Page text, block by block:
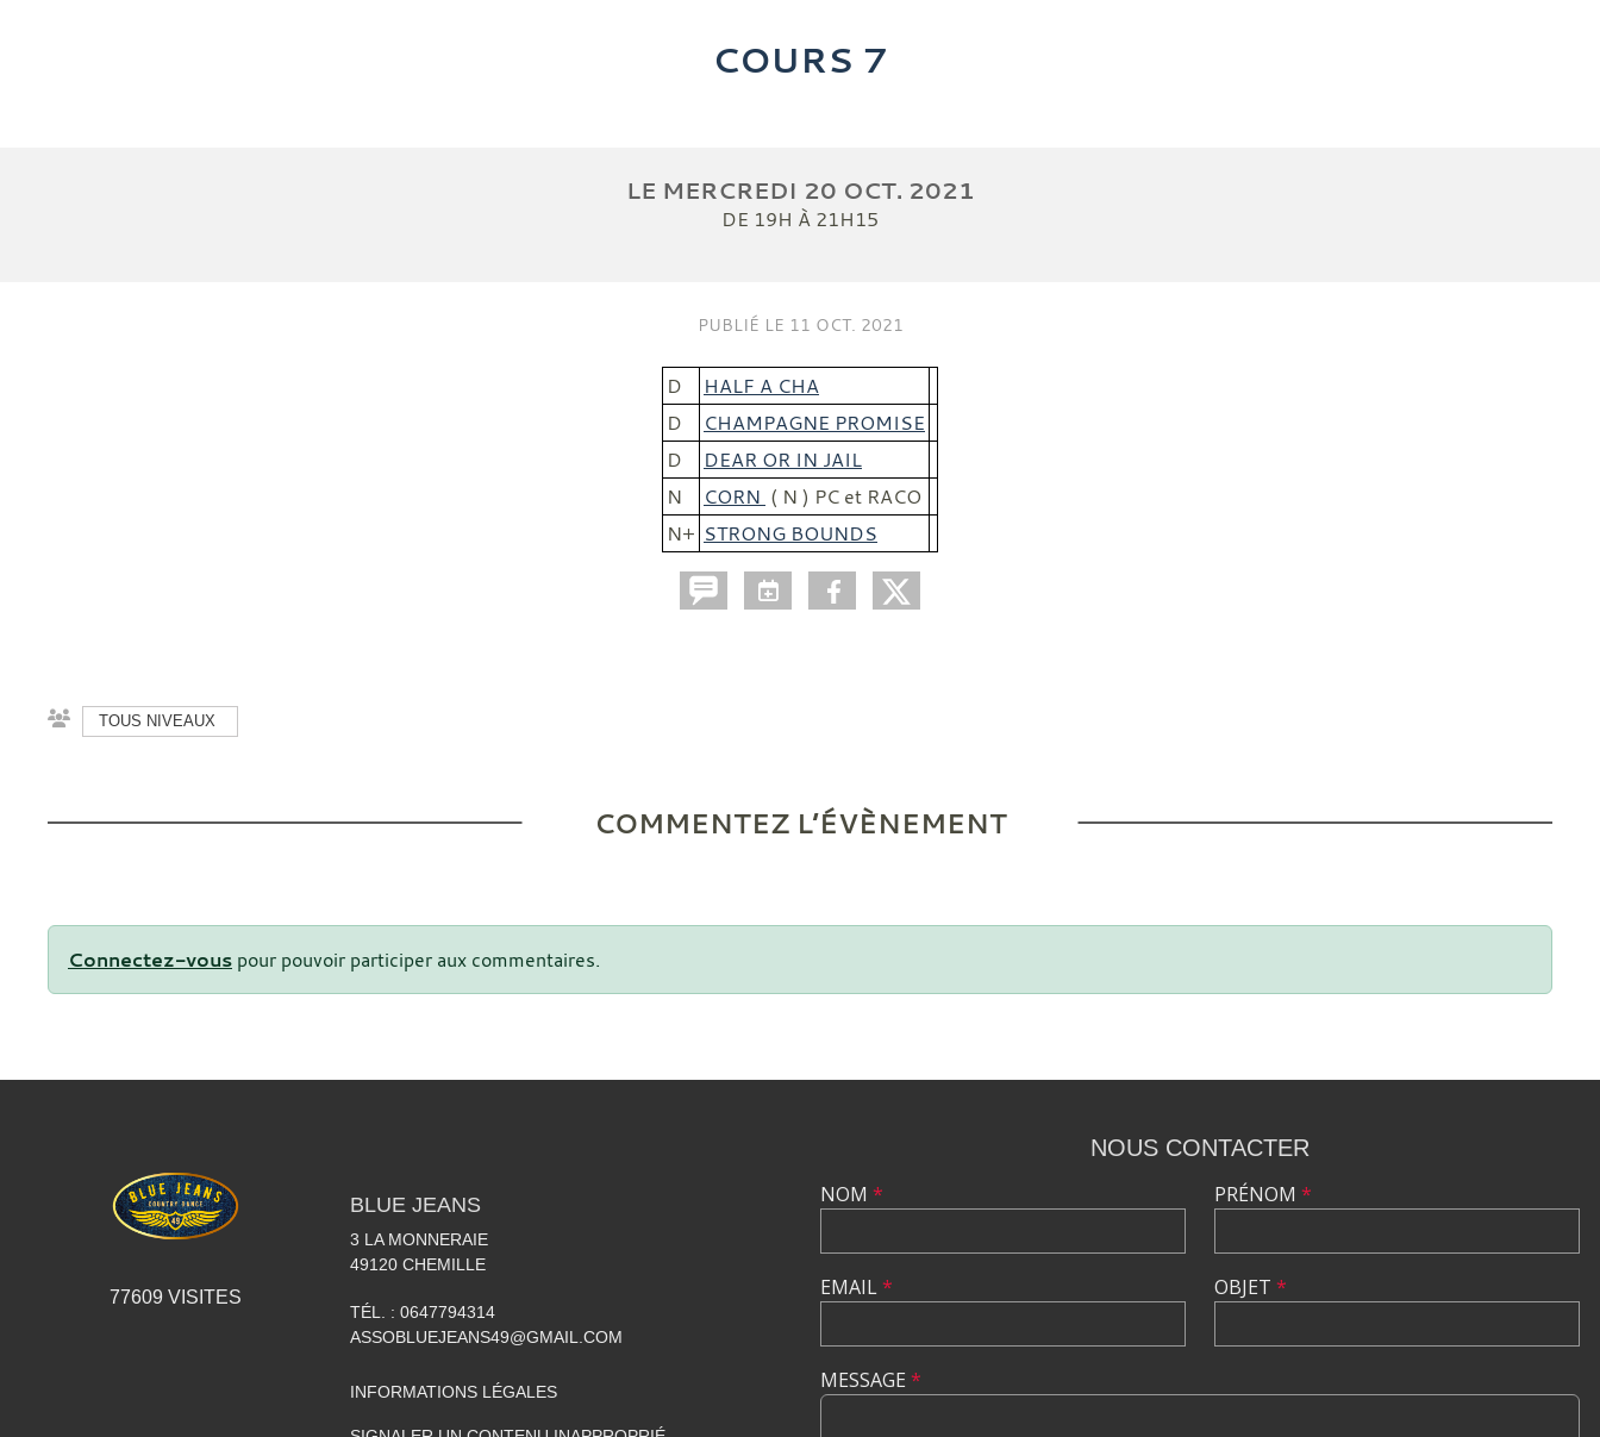
COURS 7
LE MERCREDI 20 OCT. 2021
DE 19H À 21H15
PUBLIÉ LE 11 OCT. 2021
D
HALF A CHA
D
CHAMPAGNE PROMISE
D
DEAR OR IN JAIL
N
CORN ( N ) PC et RACO
N+ STRONG BOUNDS
TOUS NIVEAUX
COMMENTEZ L’ÉVÈNEMENT
Connectez-vous pour pouvoir participer aux commentaires.
77609 VISITES
BLUE JEANS
3 LA MONNERAIE
49120 CHEMILLE
TÉL. : 0647794314
ASSOBLUEJEANS49@GMAIL.COM
INFORMATIONS LÉGALES
NOUS CONTACTER
NOM *
EMAIL*
PRÉNOM *
OBJET *
MESSAGE *